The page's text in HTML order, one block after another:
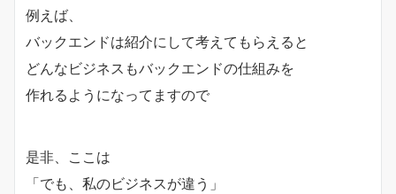
例えば、
バックエンドは紹介にして考えてもらえると
どんなビジネスもバックエンドの仕組みを
作れるようになってますので
是非、ここは
「でも、私のビジネスが違う」